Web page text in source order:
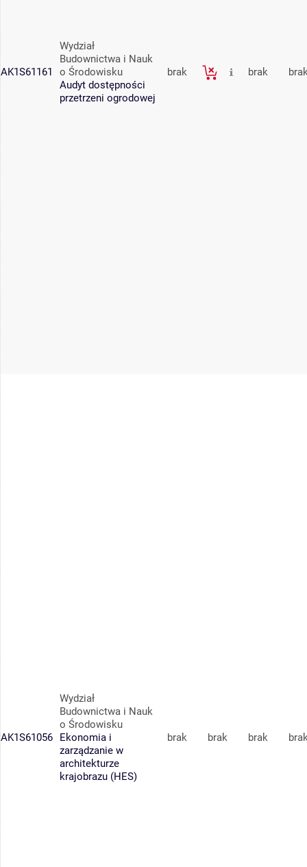
AK1S61161
Wydział
Budownictwa i Nauk
o Środowisku
Audyt dostępności
przetrzeni ogrodowej
brak brak
AK1S61056
Wydział
Budownictwa i Nauk
o Środowisku
Ekonomia i
zarządzanie w
architekturze
krajobrazu (HES)
brak brak brak